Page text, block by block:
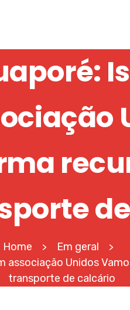
Home > Em geral >
associação Unidos
transporte de calcário